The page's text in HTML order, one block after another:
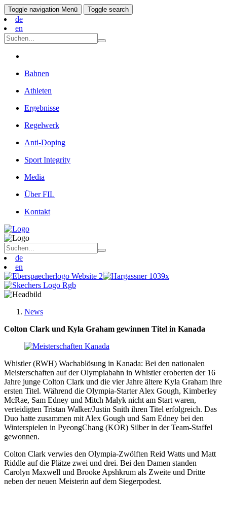
Toggle navigation Menü Toggle search
de
en
Bahnen
Athleten
Ergebnisse
Regelwerk
Anti-Doping
Sport Integrity
Media
Über FIL
Kontakt
de
en
News
Colton Clark und Kyla Graham gewinnen Titel in Kanada
Whistler (RWH) Wachablösung in Kanada: Bei den nationalen
Meisterschaften auf der Olympiabahn in Whistler eroberten der 16
Jahre junge Colton Clark und die vier Jahre ältere Kyla Graham ihre
ersten Titel. Während die Olympia-Starter Alex Gough, Kimberley
McRae, Sam Edney und Mitch Malyk nicht am Start waren,
verteidigten Tristan Walker/Justin Snith ihren Titel erfolgreich. Das
Duo hatte zusammen mit Alex Gough und Sam Edney bei den
Winterspielen in PyeongChang (KOR) Silber in der Team-Staffel
gewonnen.
Colton Clark verwies den Olympia-Zwölften Reid Watts und Matt
Riddle auf die Plätze zwei und drei. Bei den Damen standen
Carolyn Maxwell und Brooke Apshkrum als Zweite und Dritte
neben der neuen Meisterin auf dem Siegerpodest.